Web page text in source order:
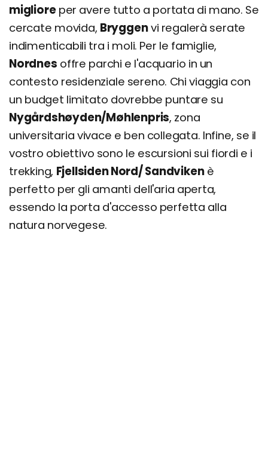
miglioreper avere tutto a portata di mano. Se
cercate movida, Bryggenvi regalerà serate
indimenticabili tra i moli. Per le famiglie,
Nordnes offre parchi e l'acquario in un
contesto residenziale sereno. Chi viaggia con
un budget limitato dovrebbe puntare su
Nygårdshøyden/Møhlenpris, zona
universitaria vivace e ben collegata. Infine, se il
vostro obiettivo sono le escursioni sui fiordi e i
trekking, Fjellsiden Nord/ Sandvikenè
perfetto per gli amanti dell'aria aperta,
essendo la porta d'accesso perfetta alla
natura norvegese.